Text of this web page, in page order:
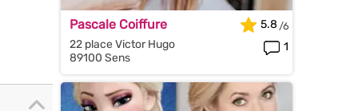
Pascale Coiffure
22 place Victor Hugo
89100 Sens
5.8
1